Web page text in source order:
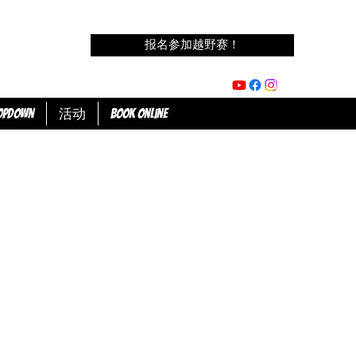
报名参加越野赛！
活动 Book Online